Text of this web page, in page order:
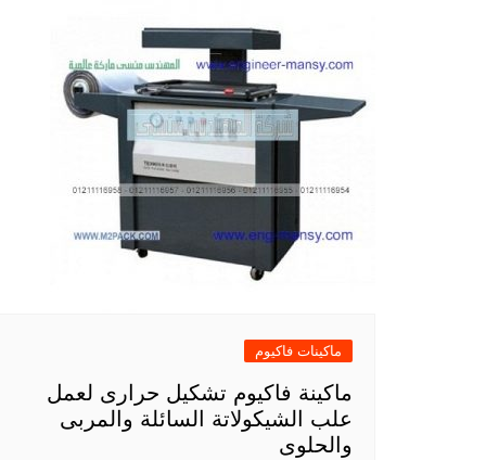
ماكينات فاكيوم
ماكينة فاكيوم تشكيل حرارى لعمل
علب الشيكولاتة السائلة والمربى
والحلوى